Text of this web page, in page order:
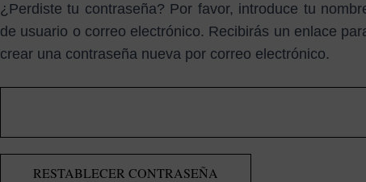
¿Perdiste tu contraseña? Por favor, introduce tu
de usuario o correo electrónico. Recibirás un enlace
crear una contraseña nueva por correo electrónico.
RESTABLECER CONTRASEÑA